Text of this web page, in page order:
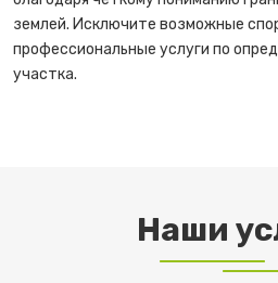
землей. Исключите возможные
профессиональные услуги по
участка.
Наши